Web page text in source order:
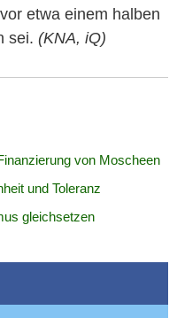
etwa einem halben
sei. (KNA, iQ)
von Moscheen
und Toleranz
gleichsetzen